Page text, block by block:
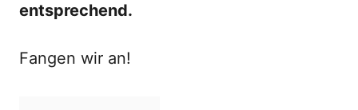
entsprechend.
Fangen wir an!